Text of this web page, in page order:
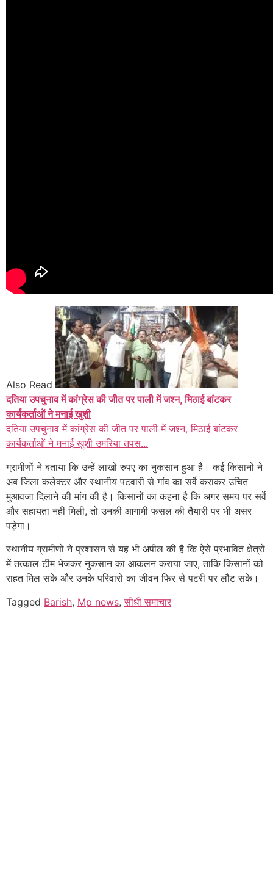
Also Read
दतिया उपचुनाव में कांग्रेस की जीत पर पाली में जश्न, मिठाई बांटकर
कार्यकर्ताओं ने मनाई खुशी
दतिया उपचुनाव में कांग्रेस की जीत पर पाली में जश्न, मिठाई बांटकर
कार्यकर्ताओं ने मनाई खुशी उमरिया तपस...
ग्रामीणों ने बताया कि उन्हें लाखों रुपए का नुकसान हुआ है। कई किसानों ने
अब जिला कलेक्टर और स्थानीय पटवारी से गांव का सर्वे कराकर उचित
मुआवजा दिलाने की मांग की है। किसानों का कहना है कि अगर समय पर सर्वे
और सहायता नहीं मिली, तो उनकी आगामी फसल की तैयारी पर भी असर
पड़ेगा।
स्थानीय ग्रामीणों ने प्रशासन से यह भी अपील की है कि ऐसे प्रभावित क्षेत्रों
में तत्काल टीम भेजकर नुकसान का आकलन कराया जाए, ताकि किसानों को
राहत मिल सके और उनके परिवारों का जीवन फिर से पटरी पर लौट सके।
Tagged Barish, Mp news,सीधी समाचार